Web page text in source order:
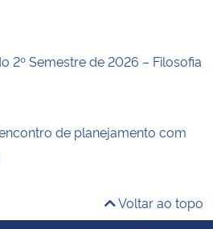
2º Semestre de 2026 – Filosofia
de planejamento com
Voltar ao topo